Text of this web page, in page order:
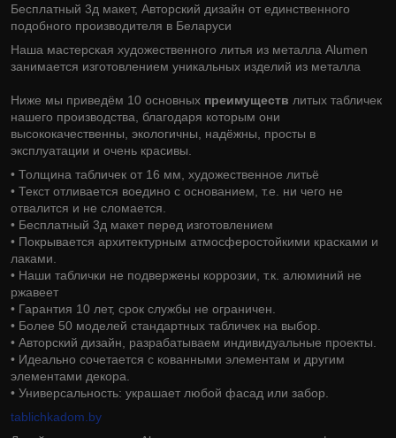
Бесплатный 3д макет, Авторский дизайн от единственного
подобного производителя в Беларуси
Наша мастерская художественного литья из металла Alumen
занимается изготовлением уникальных изделий из металла
Ниже мы приведём 10 основных преимуществ литых табличек
нашего производства, благодаря которым они
высококачественны, экологичны, надёжны, просты в
эксплуатации и очень красивы.
• Толщина табличек от 16 мм, художественное литьё
• Текст отливается воедино с основанием, т.е. ни чего не
отвалится и не сломается.
• Бесплатный 3д макет перед изготовлением
• Покрывается архитектурным атмосферостойкими красками и
лаками.
• Наши таблички не подвержены коррозии, т.к. алюминий не
ржавеет
• Гарантия 10 лет, срок службы не ограничен.
• Более 50 моделей стандартных табличек на выбор.
• Авторский дизайн, разрабатываем индивидуальные проекты.
• Идеально сочетается с кованными элементам и другим
элементами декора.
• Универсальность: украшает любой фасад или забор.
tablichkadom.by